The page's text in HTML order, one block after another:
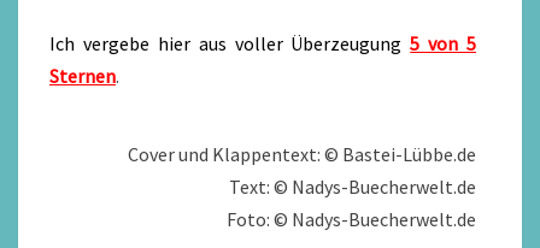
Ich vergebe hier aus voller Überzeugung5 von 5
Sternen.
Cover und Klappentext: © Bastei-Lübbe.de
Text: © Nadys-Buecherwelt.de
Foto: © Nadys-Buecherwelt.de